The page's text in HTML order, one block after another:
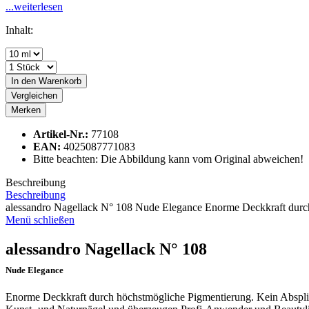
...weiterlesen
Inhalt:
In den Warenkorb
Vergleichen
Merken
Artikel-Nr.: 77108
EAN: 4025087771083
Bitte beachten: Die Abbildung kann vom Original abweichen!
Beschreibung
Beschreibung
alessandro Nagellack N° 108 Nude Elegance Enorme Deckkraft
Menü schließen
alessandro Nagellack N° 108
Nude Elegance
Enorme Deckkraft durch höchstmögliche Pigmentierung. Kein